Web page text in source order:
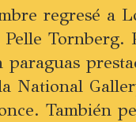
regresé a
Tornberg.
National
También